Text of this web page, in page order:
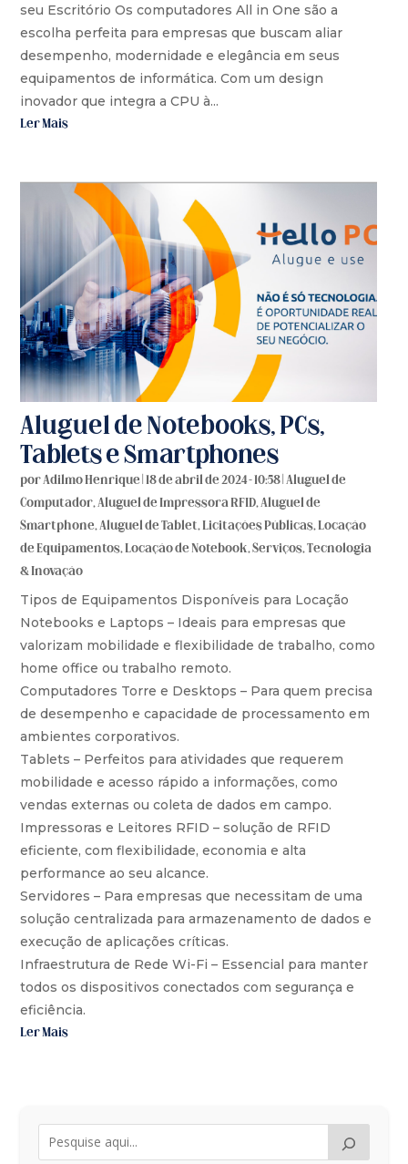
seu Escritório Os computadores All in One são a
escolha perfeita para empresas que buscam aliar
desempenho, modernidade e elegância em seus
equipamentos de informática. Com um design
inovador que integra a CPU à...
Ler Mais
Aluguel de Notebooks, PCs,
Tablets e Smartphones
porAdilmo Henrique| 18 de abril de 2024 - 10:58|Aluguel de
Computador,Aluguel de Impressora RFID,Aluguel de
Smartphone,Aluguel de Tablet,Licitações Públicas,Locação
de Equipamentos,Locação de Notebook,Serviços,Tecnologia
& Inovação
Tipos de Equipamentos Disponíveis para Locação
Notebooks e Laptops – Ideais para empresas que
valorizam mobilidade e flexibilidade de trabalho, como
home office ou trabalho remoto.
Computadores Torre e Desktops – Para quem precisa
de desempenho e capacidade de processamento em
ambientes corporativos.
Tablets – Perfeitos para atividades que requerem
mobilidade e acesso rápido a informações, como
vendas externas ou coleta de dados em campo.
Impressoras e Leitores RFID – solução de RFID
eficiente, com flexibilidade, economia e alta
performance ao seu alcance.
Servidores – Para empresas que necessitam de uma
solução centralizada para armazenamento de dados e
execução de aplicações críticas.
Infraestrutura de Rede Wi-Fi – Essencial para manter
todos os dispositivos conectados com segurança e
eficiência.
Ler Mais